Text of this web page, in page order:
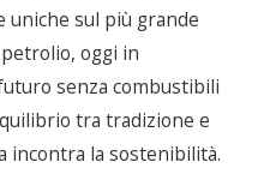
uniche sul più grande
oggi in
senza combustibili
tra tradizione e
incontra la sostenibilità.